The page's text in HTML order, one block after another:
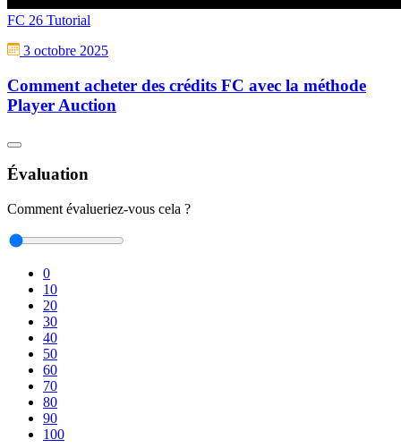
FC 26 Tutorial
3 octobre 2025
Comment acheter des crédits FC avec la méthode
Player Auction
Évaluation
Comment évalueriez-vous cela ?
0
10
20
30
40
50
60
70
80
90
100